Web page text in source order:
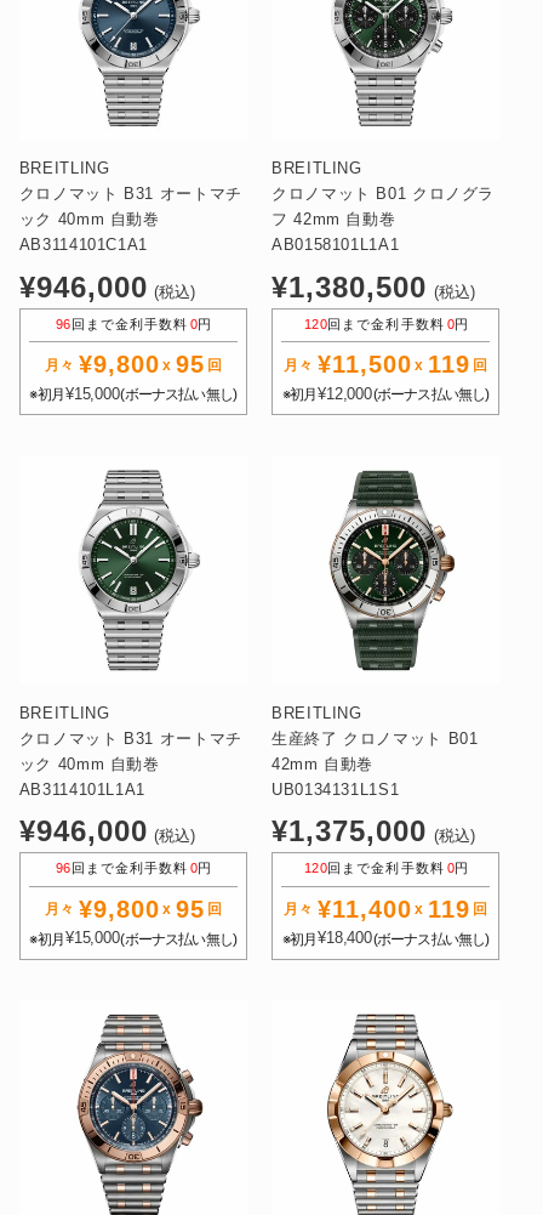
BREITLING
クロノマット B31 オートマチ
ック 40mm 自動巻
AB3114101C1A1
通
常
価
¥946,000 (税込)
96回まで金利手数料 0円
月々 ¥9,800 x 95 回
※初月 ¥15,000(ボーナス払い無し)
BREITLING
クロノマット B01 クロノグラ
フ 42mm 自動巻
AB0158101L1A1
通
常
価
格
¥1,380,500 (税込)
120回まで金利手数料 0円
月々 ¥11,500 x 119 回
※初月 ¥12,000(ボーナス払い無し)
BREITLING
クロノマット B31 オートマチ
ック 40mm 自動巻
AB3114101L1A1
通
常
価
¥946,000 (税込)
96 回まで金利手数料 0円
月々 ¥9,800 x 95 回
※初月¥15,000(ボーナス払い無し)
BREITLING
生産終了 クロノマット B01
42mm 自動巻
UB0134131L1S1
通
常
価
格
¥1,375,000 (税込)
120回まで金利手数料 0円
月々 ¥11,400 x 119 回
※初月¥18,400(ボーナス払い無し)